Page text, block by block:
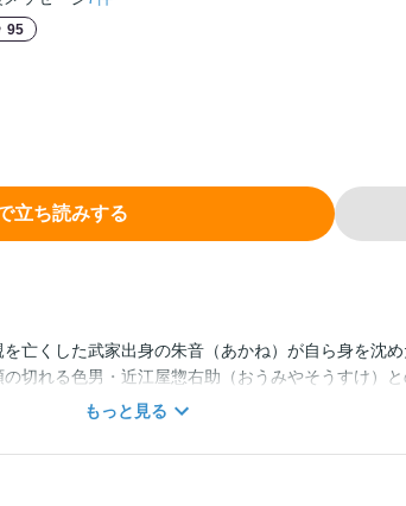
95
立ち読みする
くした武家出身の朱音（あかね）が自ら身を沈め
切れる色男・近江屋惣右助（おうみやそうすけ）
地獄か極楽か…艶やかな吉原物語が今、動き始める…
もっと見る